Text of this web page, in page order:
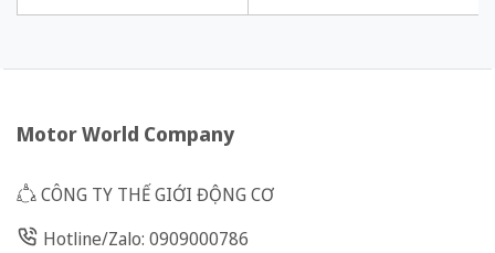
Motor World Company
CÔNG TY THẾ GIỚI ĐỘNG CƠ
Hotline/Zalo: 0909000786